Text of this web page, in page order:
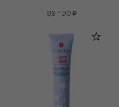
89 400 ₽